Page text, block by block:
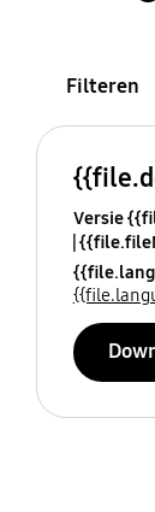
Filteren
Versie